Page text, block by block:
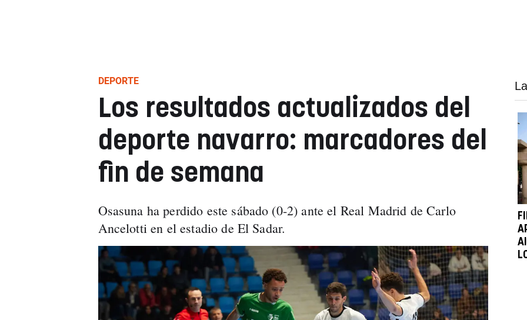
DEPORTE
Los resultados actualizados del
deporte navarro: marcadores del
fin de semana
Osasuna ha perdido este sábado (0-2) ante el Real Madrid de Carlo
Ancelotti en el estadio de El Sadar.